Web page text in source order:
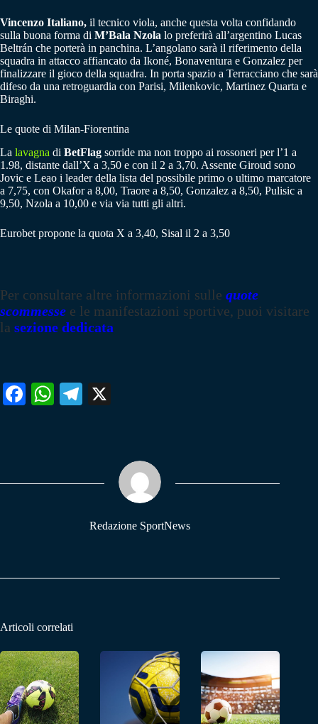
Vincenzo Italiano, il tecnico viola, anche questa volta confidando
sulla buona forma di M’Bala Nzola lo preferirà all’argentino Lucas
Beltrán che porterà in panchina. L’angolano sarà il riferimento della
squadra in attacco affiancato da Ikoné, Bonaventura e Gonzalez per
finalizzare il gioco della squadra. In porta spazio a Terracciano che sarà
difeso da una retroguardia con Parisi, Milenkovic, Martinez Quarta e
Biraghi.
Le quote di Milan-Fiorentina
La lavagna di BetFlag sorride ma non troppo ai rossoneri per l’1 a
1.98, distante dall’X a 3,50 e con il 2 a 3,70. Assente Giroud sono
Jovic e Leao i leader della lista del possibile primo o ultimo marcatore
a 7,75, con Okafor a 8,00, Traore a 8,50, Gonzalez a 8,50, Pulisic a
9,50, Nzola a 10,00 e via via tutti gli altri.
Eurobet propone la quota X a 3,40, Sisal il 2 a 3,50
Per consultare altre informazioni sulle quote
scommesse e le manifestazioni sportive, puoi visitare
la sezione dedicata
Fa W
pp
Te
m
Redazione SportNews
Articoli correlati